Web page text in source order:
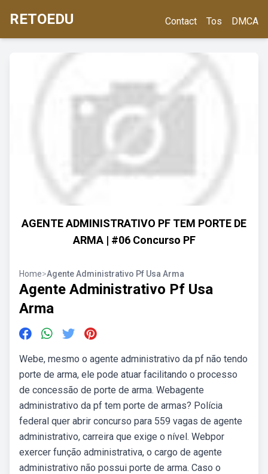
RETOEDU Contact Tos DMCA
AGENTE ADMINISTRATIVO PF TEM PORTE DE
ARMA | #06 Concurso PF
Home>Agente Administrativo Pf Usa Arma
Agente Administrativo Pf Usa
Arma
Webe, mesmo o agente administrativo da pf não tendo
porte de arma, ele pode atuar facilitando o processo
de concessão de porte de arma. Webagente
administrativo da pf tem porte de armas? Polícia
federal quer abrir concurso para 559 vagas de agente
administrativo, carreira que exige o nível. Webpor
exercer função administrativa, o cargo de agente
administrativo não possui porte de arma. Caso o